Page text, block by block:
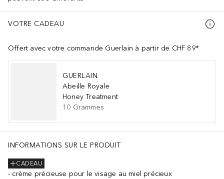
VOTRE CADEAU
Offert avec votre commande Guerlain à partir de CHF 89*
GUERLAIN
Abeille Royale
Honey Treatment
10 Grammes
INFORMATIONS SUR LE PRODUIT
CADEAU
crème précieuse pour le visage au miel précieux